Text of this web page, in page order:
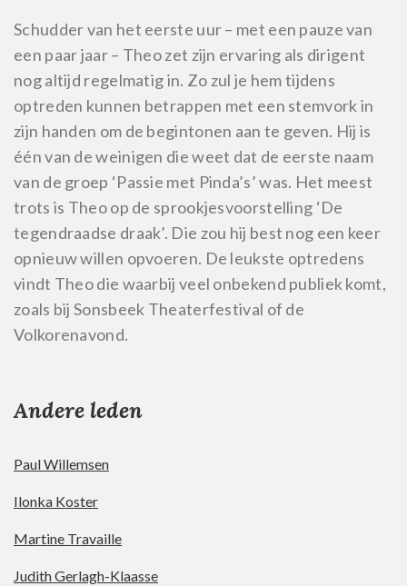
Schudder van het eerste uur – met een pauze van
een paar jaar – Theo zet zijn ervaring als dirigent
nog altijd regelmatig in. Zo zul je hem tijdens
optreden kunnen betrappen met een stemvork in
zijn handen om de begintonen aan te geven. Hij is
één van de weinigen die weet dat de eerste naam
van de groep ‘Passie met Pinda’s’ was. Het meest
trots is Theo op de sprookjesvoorstelling ‘De
tegendraadse draak’. Die zou hij best nog een keer
opnieuw willen opvoeren. De leukste optredens
vindt Theo die waarbij veel onbekend publiek komt,
zoals bij Sonsbeek Theaterfestival of de
Volkorenavond.
Andere leden
Paul Willemsen
Ilonka Koster
Martine Travaille
Judith Gerlagh-Klaasse